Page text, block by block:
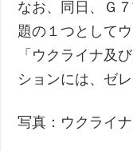
なお、同日、Ｇ
題の１つとして
「ウクライナ及
ションには、ゼ
写真：ウクライ